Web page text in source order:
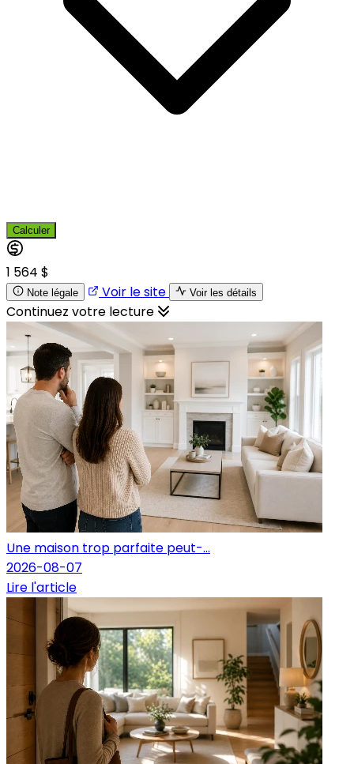
Calculer
1 564 $
Note légale Voir le site Voir les détails
Continuez votre lecture
Une maison trop parfaite peut-...
2026-08-07
Lire l'article